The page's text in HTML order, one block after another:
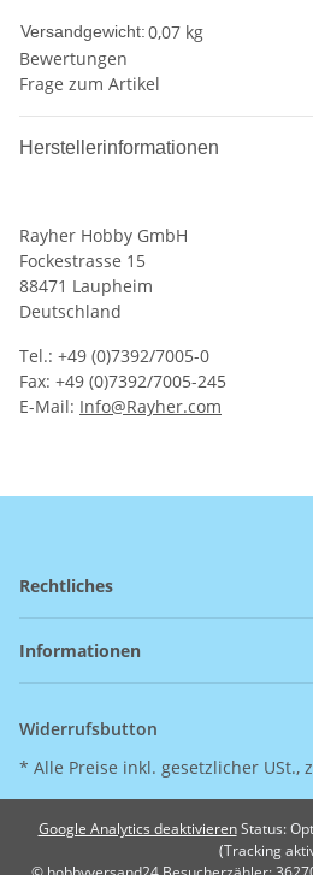
Versandgewicht:0,07 kg
Bewertungen
Frage zum Artikel
Herstellerinformationen
Rayher Hobby GmbH
Fockestrasse 15
88471 Laupheim
Deutschland
Tel.: +49 (0)7392/7005-0
Fax: +49 (0)7392/7005-245
E-Mail: Info@Rayher.com
Rechtliches
Informationen
Widerrufsbutton
* Alle Preise inkl. gesetzlicher USt.,
Google Analytics deaktivieren Status:
(Tracking